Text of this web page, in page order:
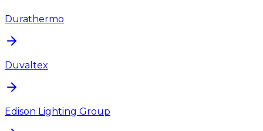
Durathermo
Duvaltex
Edison Lighting Group